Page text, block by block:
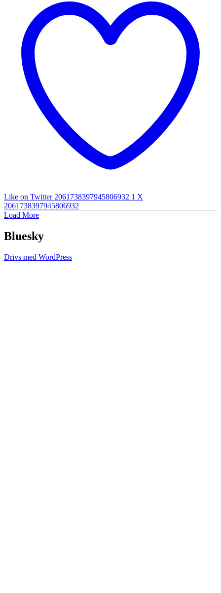
Like on Twitter 2061738397945806932 1 X
2061738397945806932
Load More
Bluesky
Drivs med WordPress